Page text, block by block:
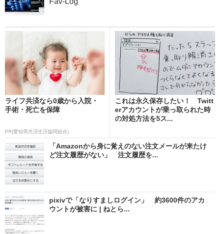
ライフ共済なら0歳から入院・
手術・死亡を保障
PR(愛知県共済生活協同組合)
これは永久保存したい！ Twitt
erアカウントが乗っ取られた時
の対処方法を5ス...
「Amazonから身に覚えのない注文メールが来たけ
ど注文履歴がない」 注文履歴を...
pixivで「なりすましログイン」 約3600件のアカ
ウントが被害に | ねとら...